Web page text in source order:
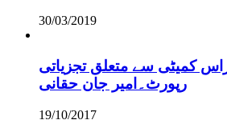
30/03/2019
کمیٹی سے متعلق تجزیاتی
رپورٹ۔امیر جان حقانی
19/10/2017